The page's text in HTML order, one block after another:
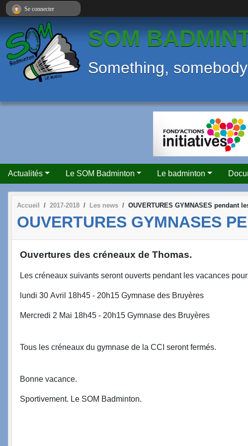
SOM
Something,
Actualités Le SOM Badminton Le badminton
Accueil 2017-2018 Les news OUVERTURES GYMNASES pendant
OUVERTURES GYMNASES
Ouvertures des créneaux de Thomas.
Les créneaux suivants seront ouverts pendant les vacances
lundi 30 Avril 18h45 - 20h15 Gymnase des Bruyères
Mercredi 2 Mai 18h45 - 20h15 Gymnase des Bruyères
Tous les créneaux du gymnase de la CCI seront fermés.
Bonne vacance.
Sportivement. Le SOM Badminton.
Se connecter
Panneau de gestion des cookies